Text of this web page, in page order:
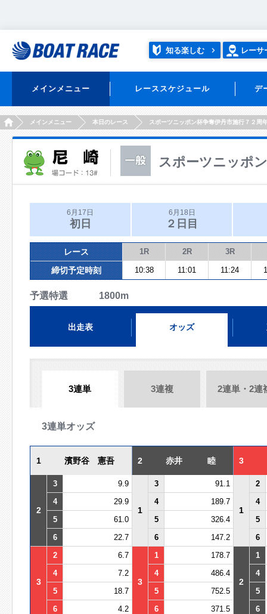
知る楽しむ レーサ
メインメニュー レーススケジュール デ
HOMEメインメニュー 本日のレース スポーツニッポン杯争奪伊丹市施行７２周
スポーツニッポ
6月17日
初日
6月18日
２日目
レース 1R 2R 3R
締切予定時刻 10:38 11:01 11:24
予選特選 1800m
出走表 オッズ
3連単 3連複 2連単・2連
3連単オッズ
1 濱野谷 憲吾 2 赤井 睦 3
2
3 9.9
1
3 91.1
1
2
4
29.9 4 189.7
4
5
61.0 5 326.4
5
6
22.7 6 147.2 6
3
2 6.7
3
1 178.7
2
1
4
7.2 4 486.4
4
5
18.7 5 752.5
5
6
4.2 6 371.5 6